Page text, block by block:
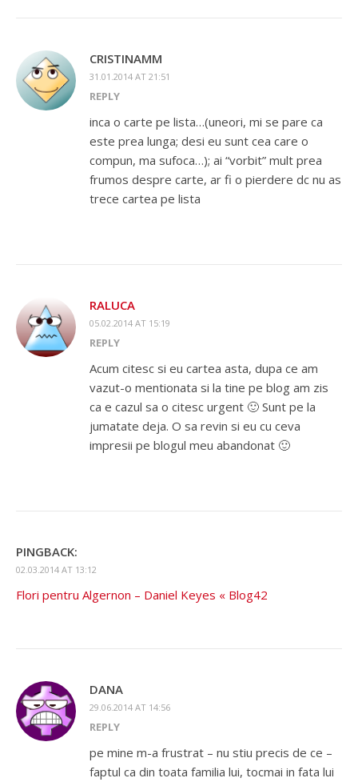
CRISTINAMM
31.01.2014 AT 21:51
REPLY
inca o carte pe lista…(uneori, mi se pare ca
este prea lunga; desi eu sunt cea care o
compun, ma sufoca…); ai “vorbit” mult prea
frumos despre carte, ar fi o pierdere dc nu as
trece cartea pe lista
RALUCA
05.02.2014 AT 15:19
REPLY
Acum citesc si eu cartea asta, dupa ce am
vazut-o mentionata si la tine pe blog am zis
ca e cazul sa o citesc urgent 🙂 Sunt pe la
jumatate deja. O sa revin si eu cu ceva
impresii pe blogul meu abandonat 🙂
PINGBACK:
02.03.2014 AT 13:12
Flori pentru Algernon – Daniel Keyes « Blog42
DANA
29.06.2014 AT 14:56
REPLY
pe mine m-a frustrat – nu stiu precis de ce –
faptul ca din toata familia lui, tocmai in fata lui